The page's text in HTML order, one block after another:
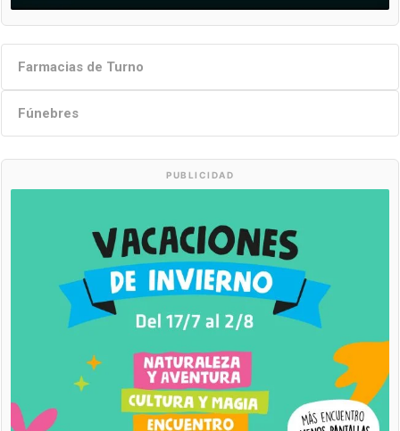
Farmacias de Turno
Fúnebres
PUBLICIDAD